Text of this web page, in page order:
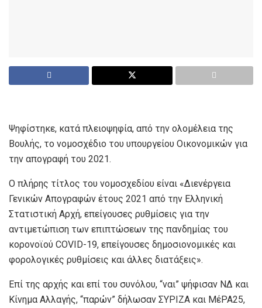
Ψηφίστηκε, κατά πλειοψηφία, από την ολομέλεια της
Βουλής, το νομοσχέδιο του υπουργείου Οικονομικών για
την απογραφή του 2021.
Ο πλήρης τίτλος του νομοσχεδίου είναι «Διενέργεια
Γενικών Απογραφών έτους 2021 από την Ελληνική
Στατιστική Αρχή, επείγουσες ρυθμίσεις για την
αντιμετώπιση των επιπτώσεων της πανδημίας του
κορονοϊού COVID-19, επείγουσες δημοσιονομικές και
φορολογικές ρυθμίσεις και άλλες διατάξεις».
Επί της αρχής και επί του συνόλου, “ναι” ψήφισαν ΝΔ και
Κίνημα Αλλαγής, “παρών” δήλωσαν ΣΥΡΙΖΑ και ΜέΡΑ25,